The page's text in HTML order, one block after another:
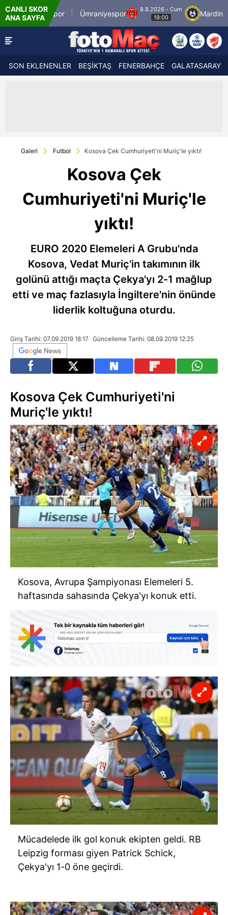
CANLI SKOR
ANA SAYFA
İstanbulspor Ümraniyespor
8.8.2026 - Cum
19:00
Mardin 1969
SON EKLENENLER BEŞİKTAŞ FENERBAHÇE GALATASARAY
Galeri Futbol Kosova Çek Cumhuriyeti'ni Muriç'le yıktı!
Kosova Çek
Cumhuriyeti'ni Muriç'le
yıktı!
EURO 2020 Elemeleri A Grubu'nda
Kosova, Vedat Muriç'in takımının ilk
golünü attığı maçta Çekya'yı 2-1 mağlup
etti ve maç fazlasıyla İngiltere'nin önünde
liderlik koltuğuna oturdu.
Giriş Tarihi: 07.09.2019 18:17 Güncelleme Tarihi: 08.09.2019 12:25
Kosova Çek Cumhuriyeti'ni
Muriç'le yıktı!
Kosova, Avrupa Şampiyonası Elemeleri 5.
haftasında sahasında Çekya'yı konuk etti.
Mücadelede ilk gol konuk ekipten geldi. RB
Leipzig forması giyen Patrick Schick,
Çekya'yı 1-0 öne geçirdi.